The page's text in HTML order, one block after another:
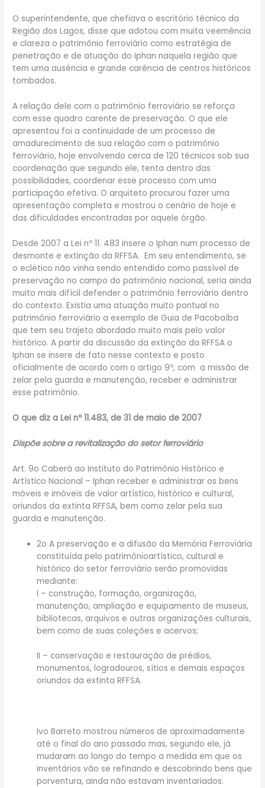
O superintendente, que chefiava o escritório técnico da
Região dos Lagos, disse que adotou com muita veemência
e clareza o patrimônio ferroviário como estratégia de
penetração e de atuação do Iphan naquela região que
tem uma ausência e grande carência de centros históricos
tombados.
A relação dele com o patrimônio ferroviário se reforça
com esse quadro carente de preservação. O que ele
apresentou foi a continuidade de um processo de
amadurecimento de sua relação com o patrimônio
ferroviário, hoje envolvendo cerca de 120 técnicos sob sua
coordenação que segundo ele, tenta dentro das
possibilidades, coordenar esse processo com uma
participação efetiva. O arquiteto procurou fazer uma
apresentação completa e mostrou o cenário de hoje e
das dificuldades encontradas por aquele órgão.
Desde 2007 a Lei nº 11. 483 insere o Iphan num processo de
desmonte e extinção da RFFSA. Em seu entendimento, se
o eclético não vinha sendo entendido como passível de
preservação no campo do patrimônio nacional, seria ainda
muito mais difícil defender o patrimônio ferroviário dentro
do contexto. Existia uma atuação muito pontual no
patrimônio ferroviário a exemplo de Guia de Pacobaíba
que tem seu trajeto abordado muito mais pelo valor
histórico. A partir da discussão da extinção da RFFSA o
Iphan se insere de fato nesse contexto e posto
oficialmente de acordo com o artigo 9º, com a missão de
zelar pela guarda e manutenção, receber e administrar
esse patrimônio.
O que diz a Lei nº 11.483, de 31 de maio de 2007
Dispõe sobre a revitalização do setor ferroviário
Art. 9o Caberá ao Instituto do Patrimônio Histórico e
Artístico Nacional – Iphan receber e administrar os bens
móveis e imóveis de valor artístico, histórico e cultural,
oriundos da extinta RFFSA, bem como zelar pela sua
guarda e manutenção.
2o A preservação e a difusão da Memória Ferroviária
constituída pelo patrimônioartístico, cultural e
histórico do setor ferroviário serão promovidas
mediante:
I – construção, formação, organização,
manutenção, ampliação e equipamento de museus,
bibliotecas, arquivos e outras organizações culturais,
bem como de suas coleções e acervos;
II – conservação e restauração de prédios,
monumentos, logradouros, sítios e demais espaços
oriundos da extinta RFFSA.
Ivo Barreto mostrou números de aproximadamente
até o final do ano passado mas, segundo ele, já
mudaram ao longo do tempo a medida em que os
inventários vão se refinando e descobrindo bens que
porventura, ainda não estavam inventariados.